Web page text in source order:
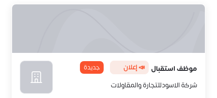
موظف استقبال 📣 إعلان جديدة
شركة الاسودللتجارة والمقاولات